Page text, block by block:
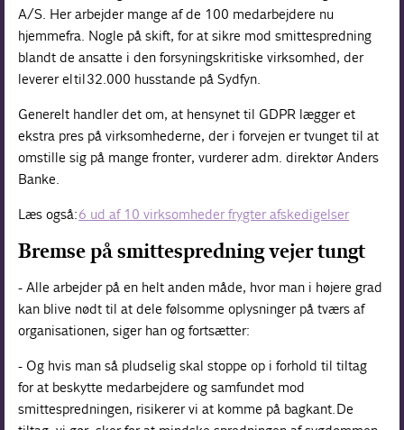
A/S. Her arbejder mange af de 100 medarbejdere nu
hjemmefra. Nogle på skift, for at sikre mod smittespredning
blandt de ansatte i den forsyningskritiske virksomhed, der
leverer el til 32.000 husstande på Sydfyn.
Generelt handler det om, at hensynet til GDPR lægger et
ekstra pres på virksomhederne, der i forvejen er tvunget til at
omstille sig på mange fronter, vurderer adm. direktør Anders
Banke.
Læs også:6 ud af 10 virksomheder frygter afskedigelser
Bremse på smittespredning vejer tungt
- Alle arbejder på en helt anden måde, hvor man i højere grad
kan blive nødt til at dele følsomme oplysninger på tværs af
organisationen, siger han og fortsætter:
- Og hvis man så pludselig skal stoppe op i forhold til tiltag
for at beskytte medarbejdere og samfundet mod
smittespredningen, risikerer vi at komme på bagkant. De